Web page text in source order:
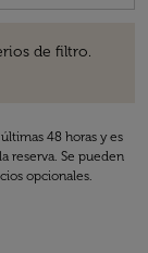
de filtro.
48 horas y es
reserva. Se pueden
opcionales.